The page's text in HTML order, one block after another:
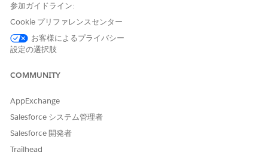
この記事で問題は解決されましたか?
ご意見をお待ちしております。
はい
参加ガイドライン:
Cookie プリファレンスセンター
お客様によるプライバシー
設定の選択肢
COMMUNITY
AppExchange
Salesforce システム管理者
Salesforce 開発者
Trailhead